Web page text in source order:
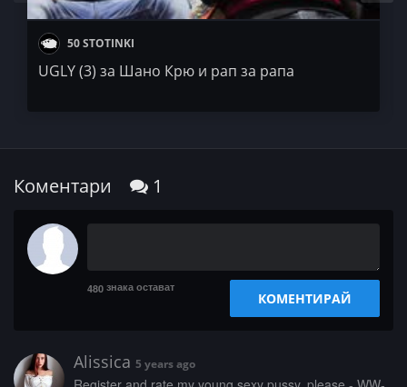
50 STOTINKI
UGLY (3) за Шано Крю и рап за рапа
Коментари 1
480 знака остават
КОМЕНТИРАЙ
Alissica 5 years ago